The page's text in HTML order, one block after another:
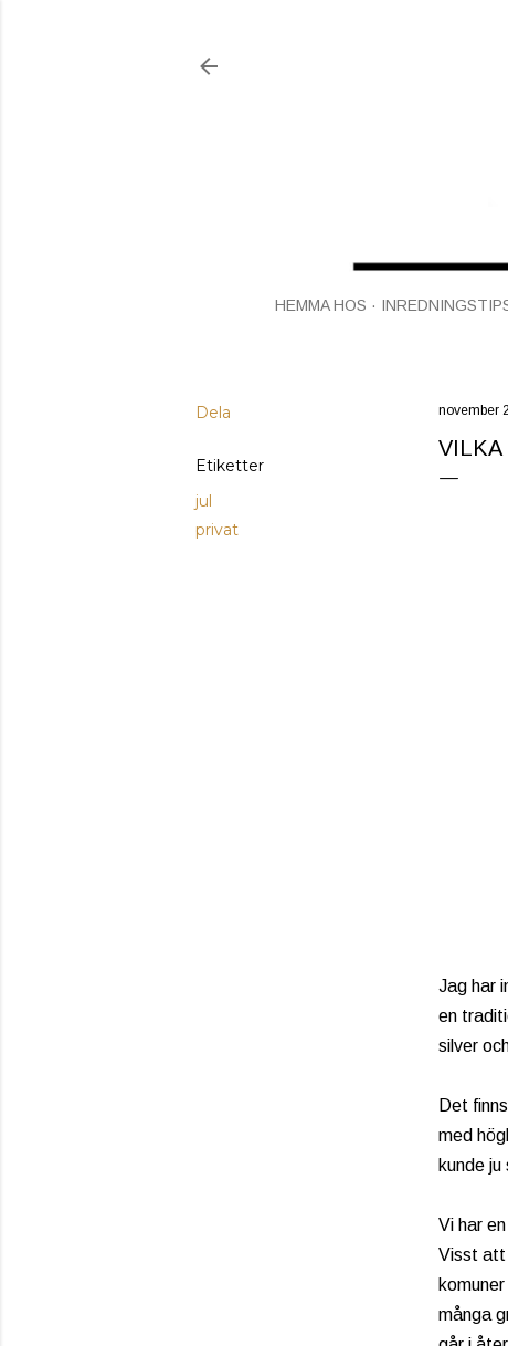
HEMMA HOS
Dela
Etiketter
jul
privat
november
VILKA
Jag har
en
silver
Det
med
kunde
Vi har
Visst att
många